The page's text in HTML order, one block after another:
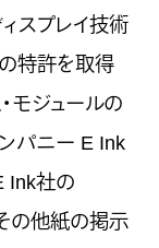
スプレイ技術
特許を取得
モジュールの
パニー E Ink
Ink社の
の他紙の掲示